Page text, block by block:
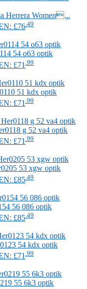
Herrera Women...
£76 .49
54 o63 optik
£71 .99
51 kdx optik
£71 .99
g 52 va4 optik
£71 .99
53 xgw optik
£85 .49
56 086 optik
£85 .49
54 kdx optik
£71 .99
55 6k3 optik